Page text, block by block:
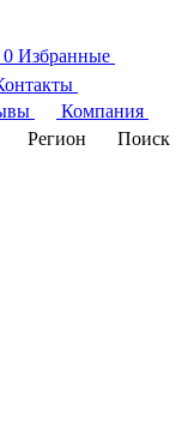
0 Избранные
Компания
Регион
Поиск